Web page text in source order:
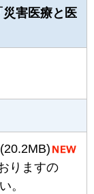
害医療と医
(20.2MB)
りますの
。